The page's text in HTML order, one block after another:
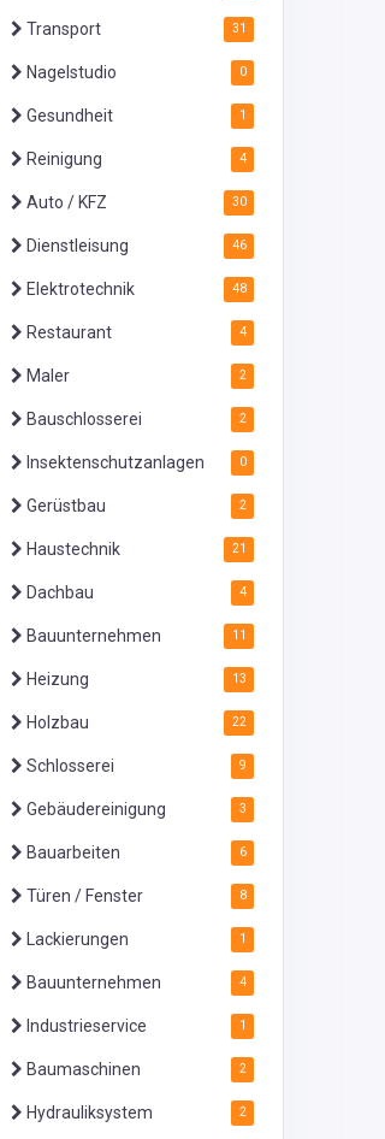
Transport 31
Nagelstudio 0
Gesundheit 1
Reinigung 4
Auto / KFZ 30
Dienstleisung 46
Elektrotechnik 48
Restaurant 4
Maler 2
Bauschlosserei 2
Insektenschutzanlagen 0
Gerüstbau 2
Haustechnik 21
Dachbau 4
Bauunternehmen 11
Heizung 13
Holzbau 22
Schlosserei 9
Gebäudereinigung 3
Bauarbeiten 6
Türen / Fenster 8
Lackierungen 1
Bauunternehmen 4
Industrieservice 1
Baumaschinen 2
Hydrauliksystem 2